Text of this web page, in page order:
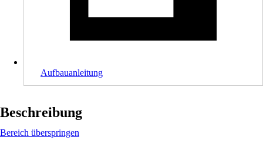
Aufbauanleitung
Beschreibung
Bereich überspringen